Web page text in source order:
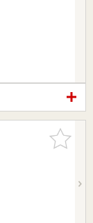
お気に入
りに追加